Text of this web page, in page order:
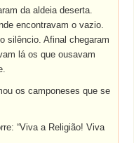
da aldeia deserta.
encontravam o vazio.
silêncio. Afinal chegaram
lá os que ousavam
os camponeses que se
“Viva a Religião! Viva